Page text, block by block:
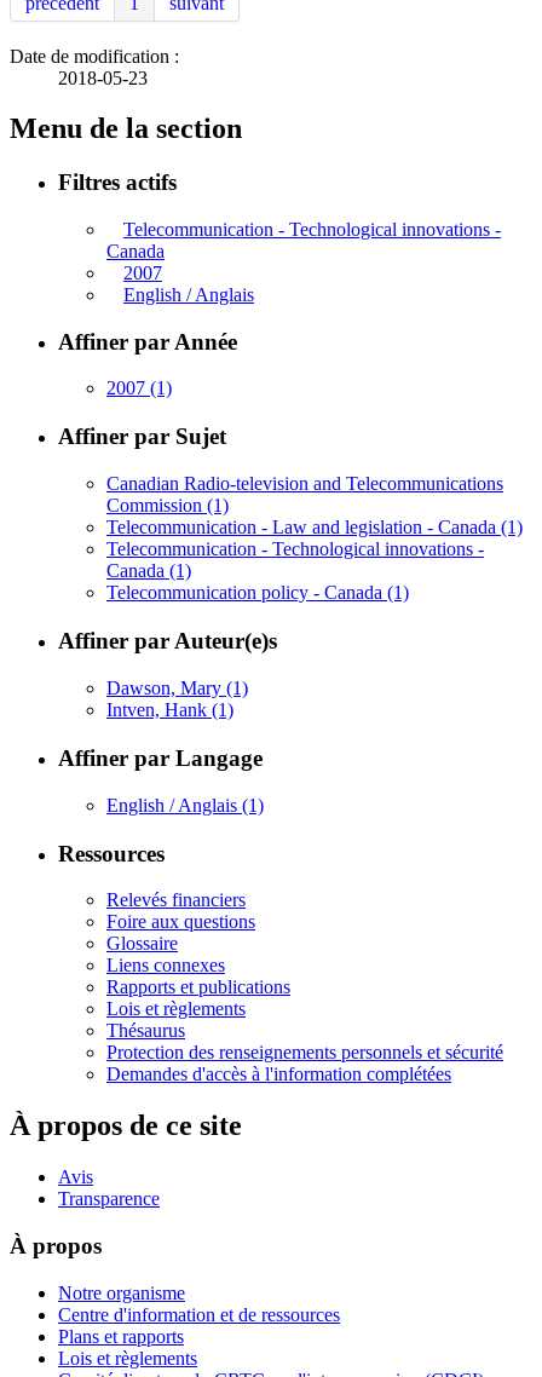
Date de modification :
2018-05-23
Menu de la section
Filtres actifs
Telecommunication - Technological innovations -
Canada
2007
English / Anglais
Affiner par Année
2007 (1)
Affiner par Sujet
Canadian Radio-television and Telecommunications
Commission (1)
Telecommunication - Law and legislation - Canada (1)
Telecommunication - Technological innovations -
Canada (1)
Telecommunication policy - Canada (1)
Affiner par Auteur(e)s
Dawson, Mary (1)
Intven, Hank (1)
Affiner par Langage
English / Anglais (1)
Ressources
Relevés financiers
Foire aux questions
Glossaire
Liens connexes
Rapports et publications
Lois et règlements
Thésaurus
Protection des renseignements personnels et sécurité
Demandes d'accès à l'information complétées
À propos de ce site
Avis
Transparence
À propos
Notre organisme
Centre d'information et de ressources
Plans et rapports
Lois et règlements